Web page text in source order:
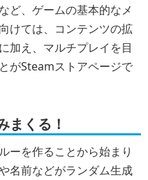
ど、ゲームの基本的なメ
けては、コンテンツの拡
加え、マルチプレイを目
がSteamストアページで
まくる！
ーを作ることから始まり
名前などがランダム生成